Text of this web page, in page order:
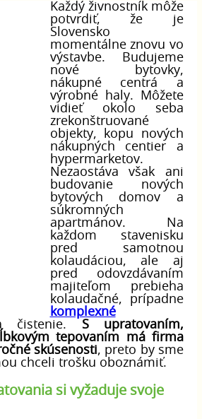
Každý živnostník môže
potvrdiť, že je
Slovensko
momentálne znovu vo
výstavbe. Budujeme
nové bytovky,
nákupné centrá a
výrobné haly. Môžete
vidieť okolo seba
zrekonštruované
objekty, kopu nových
nákupných centier a
hypermarketov.
Nezaostáva však ani
budovanie nových
bytových domov a
súkromných
apartmánov. Na
každom stavenisku
pred samotnou
kolaudáciou, ale aj
pred odovzdávaním
majiteľom prebieha
kolaudačné, prípadne
komplexné
čistenie. S upratovaním,
tepovaním má firma
skúsenosti, preto by sme
chceli trošku oboznámiť.
si vyžaduje svoje